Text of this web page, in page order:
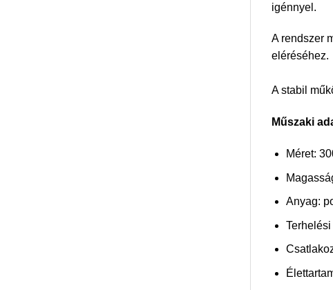
igénnyel.
A rendszer
eléréséhez.
A stabil
Műszaki
Méret:
Anyag: